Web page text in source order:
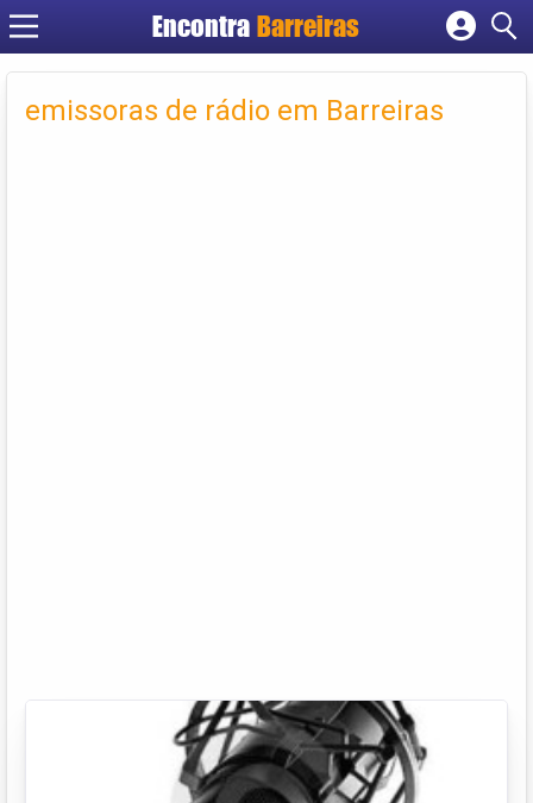
EncontraBarreiras
Cadastrar empresa
Criar conta
emissoras de rádio em Barreiras